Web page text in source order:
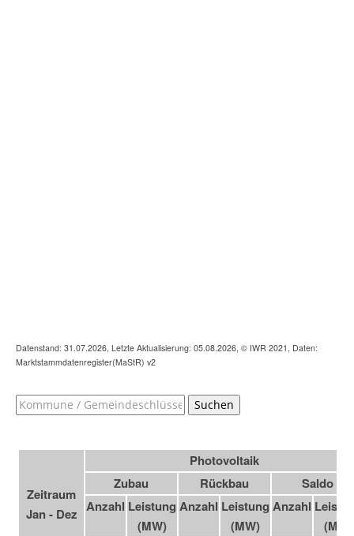
Datenstand: 31.07.2026, Letzte Aktualisierung: 05.08.2026, © IWR 2021, Daten:
Marktstammdatenregister(MaStR) v2
Suchen
Zeitraum
Jan - Dez
Photovoltaik
Zubau
Rückbau
Saldo
Anzahl Leistung
(MW)
Anzahl Leistung
(MW)
Anzahl
(MW)